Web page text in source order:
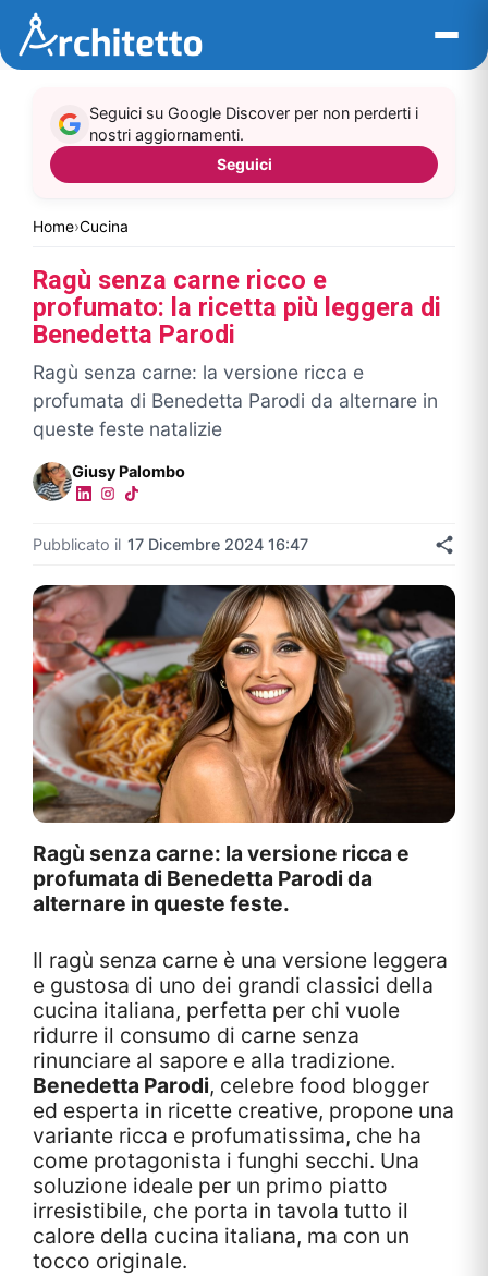
contenuto
Home›Cucina
Seguici su Google Discover per non perderti i
nostri aggiornamenti.
Seguici
Ragù senza carne ricco e
profumato: la ricetta più leggera di
Benedetta Parodi
Ragù senza carne: la versione ricca e
profumata di Benedetta Parodi da alternare in
queste feste natalizie
Giusy Palombo
Pubblicato il 17 Dicembre 2024 16:47
Ragù senza carne: la versione ricca e
profumata di Benedetta Parodi da
alternare in queste feste.
Il ragù senza carne è una versione leggera
e gustosa di uno dei grandi classici della
cucina italiana, perfetta per chi vuole
ridurre il consumo di carne senza
rinunciare al sapore e alla tradizione.
Benedetta Parodi, celebre food blogger
ed esperta in ricette creative, propone una
variante ricca e profumatissima, che ha
come protagonista i funghi secchi. Una
soluzione ideale per un primo piatto
irresistibile, che porta in tavola tutto il
calore della cucina italiana, ma con un
tocco originale.